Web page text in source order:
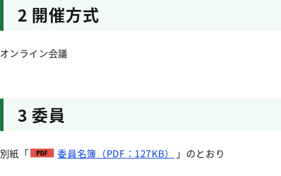
2 開催方式
オンライン会議
3 委員
別紙「 委員名簿（PDF：127KB） 」のとおり